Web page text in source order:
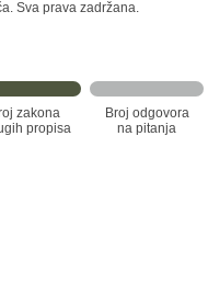
Sva prava zadržana.
zakona
propisa
Broj odgovora
na pitanja